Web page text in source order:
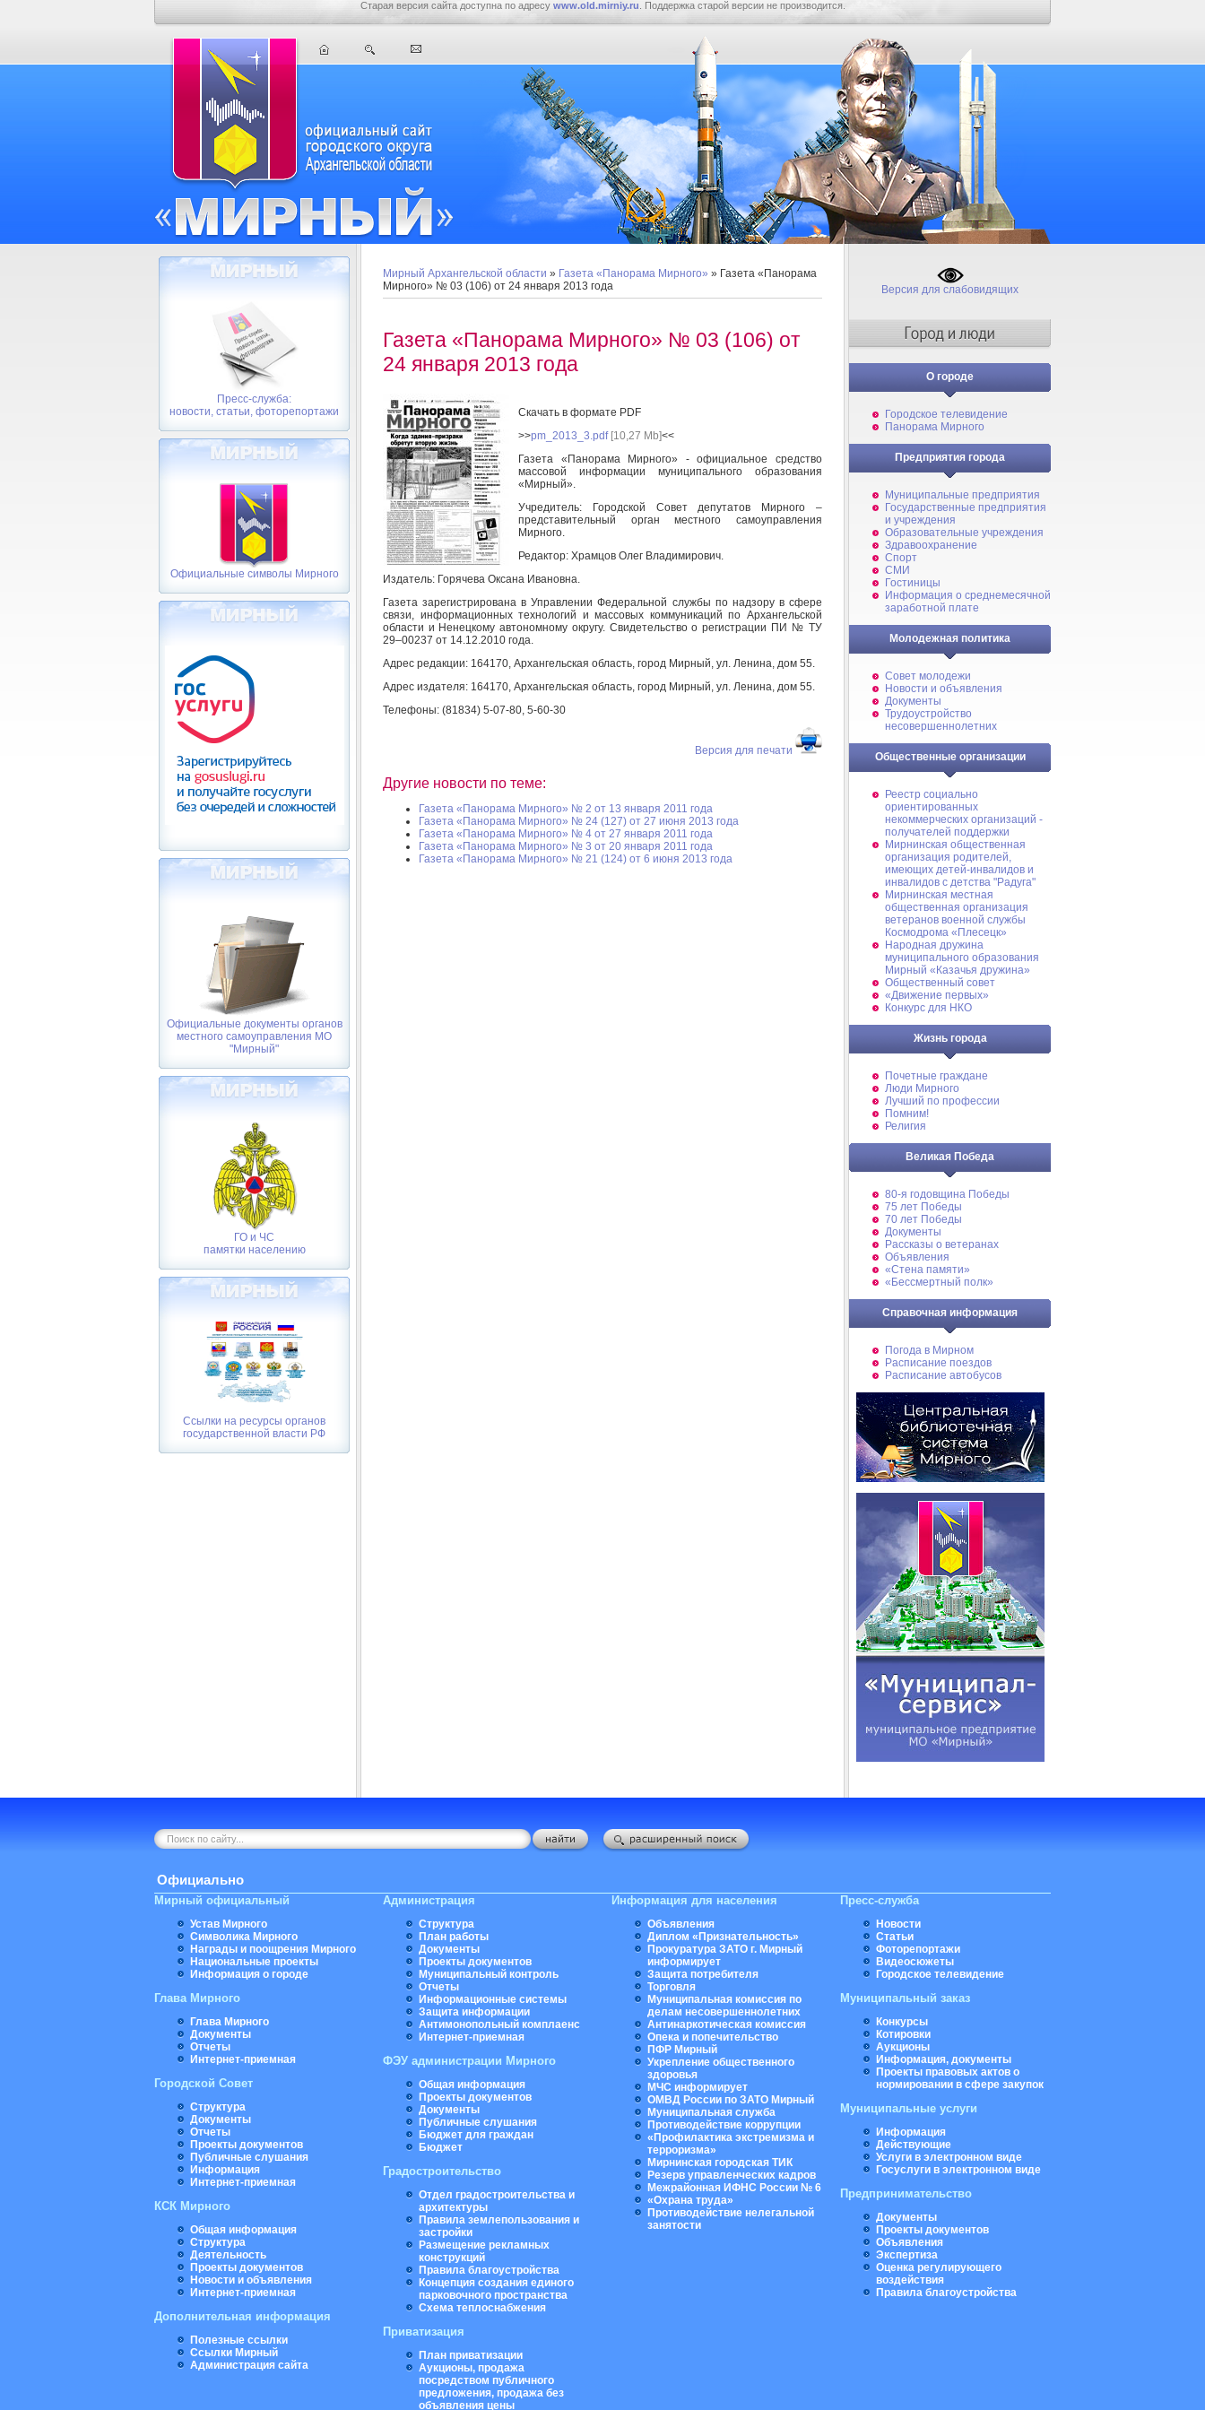
Старая версия сайта доступна по адресу www.old.mirniy.ru . Поддержка старой версии не производится.
Пресс-служба:
новости, статьи, фоторепортажи
Официальные символы Мирного
Официальные документы органов
местного самоуправления МО
"Мирный"
ГО и ЧС
памятки населению
Ссылки на ресурсы органов
государственной власти РФ
Мирный Архангельской области » Газета «Панорама Мирного» » Газета «Панорама
Мирного» № 03 (106) от 24 января 2013 года
Газета «Панорама Мирного» № 03 (106) от
24 января 2013 года
Скачать в формате PDF
>>pm_2013_3.pdf[10,27 Mb]<<
Газета «Панорама Мирного» - официальное средство
массовой информации муниципального образования
«Мирный».
Учредитель: Городской Совет депутатов Мирного –
представительный орган местного самоуправления
Мирного.
Редактор: Храмцов Олег Владимирович.
Издатель: Горячева Оксана Ивановна.
Газета зарегистрирована в Управлении Федеральной службы по надзору в сфере
связи, информационных технологий и массовых коммуникаций по Архангельской
области и Ненецкому автономному округу. Свидетельство о регистрации ПИ № ТУ
29–00237 от 14.12.2010 года.
Адрес редакции: 164170, Архангельская область, город Мирный, ул. Ленина, дом 55.
Адрес издателя: 164170, Архангельская область, город Мирный, ул. Ленина, дом 55.
Телефоны: (81834) 5-07-80, 5-60-30
Версия для печати
Другие новости по теме:
Газета «Панорама Мирного» № 2 от 13 января 2011 года
Газета «Панорама Мирного» № 24 (127) от 27 июня 2013 года
Газета «Панорама Мирного» № 4 от 27 января 2011 года
Газета «Панорама Мирного» № 3 от 20 января 2011 года
Газета «Панорама Мирного» № 21 (124) от 6 июня 2013 года
Версия для слабовидящих
О городе
Городское телевидение
Панорама Мирного
Предприятия города
Муниципальные предприятия
Государственные предприятия
и учреждения
Образовательные учреждения
Здравоохранение
Спорт
СМИ
Гостиницы
Информация о среднемесячной
заработной плате
Молодежная политика
Совет молодежи
Новости и объявления
Документы
Трудоустройство
несовершеннолетних
Общественные организации
Реестр социально
ориентированных
некоммерческих организаций -
получателей поддержки
Мирнинская общественная
организация родителей,
имеющих детей-инвалидов и
инвалидов с детства "Радуга"
Мирнинская местная
общественная организация
ветеранов военной службы
Космодрома «Плесецк»
Народная дружина
муниципального образования
Мирный «Казачья дружина»
Общественный совет
«Движение первых»
Конкурс для НКО
Жизнь города
Почетные граждане
Люди Мирного
Лучший по профессии
Помним!
Религия
Великая Победа
80-я годовщина Победы
75 лет Победы
70 лет Победы
Документы
Рассказы о ветеранах
Объявления
«Стена памяти»
«Бессмертный полк»
Справочная информация
Погода в Мирном
Расписание поездов
Расписание автобусов
Официально
Мирный официальный
Устав Мирного
Символика Мирного
Награды и поощрения Мирного
Национальные проекты
Информация о городе
Глава Мирного
Глава Мирного
Документы
Отчеты
Интернет-приемная
Городской Совет
Структура
Документы
Отчеты
Проекты документов
Публичные слушания
Информация
Интернет-приемная
КСК Мирного
Общая информация
Структура
Деятельность
Проекты документов
Новости и объявления
Интернет-приемная
Дополнительная информация
Полезные ссылки
Ссылки Мирный
Администрация сайта
Администрация
Структура
План работы
Документы
Проекты документов
Муниципальный контроль
Отчеты
Информационные системы
Защита информации
Антимонопольный комплаенс
Интернет-приемная
ФЭУ администрации Мирного
Общая информация
Проекты документов
Документы
Публичные слушания
Бюджет для граждан
Бюджет
Градостроительство
Отдел градостроительства и
архитектуры
Правила землепользования и
застройки
Размещение рекламных
конструкций
Правила благоустройства
Концепция создания единого
парковочного пространства
Схема теплоснабжения
Приватизация
План приватизации
Аукционы, продажа
посредством публичного
предложения, продажа без
объявления цены
Информация для населения
Объявления
Диплом «Признательность»
Прокуратура ЗАТО г. Мирный
информирует
Защита потребителя
Торговля
Муниципальная комиссия по
делам несовершеннолетних
Антинаркотическая комиссия
Опека и попечительство
ПФР Мирный
Укрепление общественного
здоровья
МЧС информирует
ОМВД России по ЗАТО Мирный
Муниципальная cлужба
Противодействие коррупции
«Профилактика экстремизма и
терроризма»
Мирнинская городская ТИК
Резерв управленческих кадров
Межрайонная ИФНС России № 6
«Охрана труда»
Противодействие нелегальной
занятости
Пресс-служба
Новости
Статьи
Фоторепортажи
Видеосюжеты
Городское телевидение
Муниципальный заказ
Конкурсы
Котировки
Аукционы
Информация, документы
Проекты правовых актов о
нормировании в сфере закупок
Муниципальные услуги
Информация
Действующие
Услуги в электронном виде
Госуслуги в электронном виде
Предпринимательство
Документы
Проекты документов
Объявления
Экспертиза
Оценка регулирующего
воздействия
Правила благоустройства